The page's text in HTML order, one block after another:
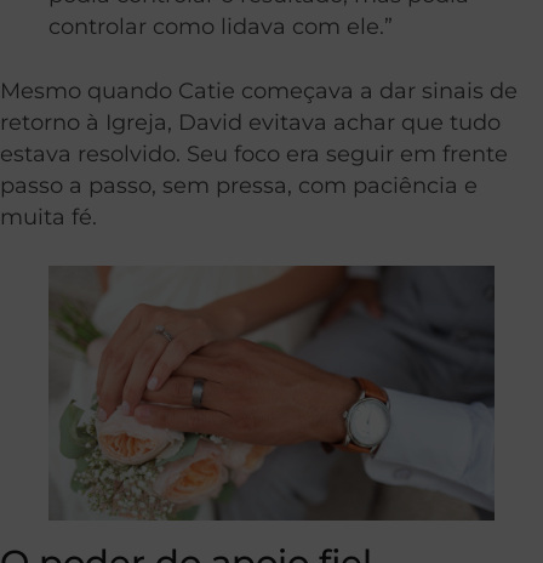
controlar como lidava com ele.”
Mesmo quando Catie começava a dar sinais de
retorno à Igreja, David evitava achar que tudo
estava resolvido. Seu foco era seguir em frente
passo a passo, sem pressa, com paciência e
muita fé.